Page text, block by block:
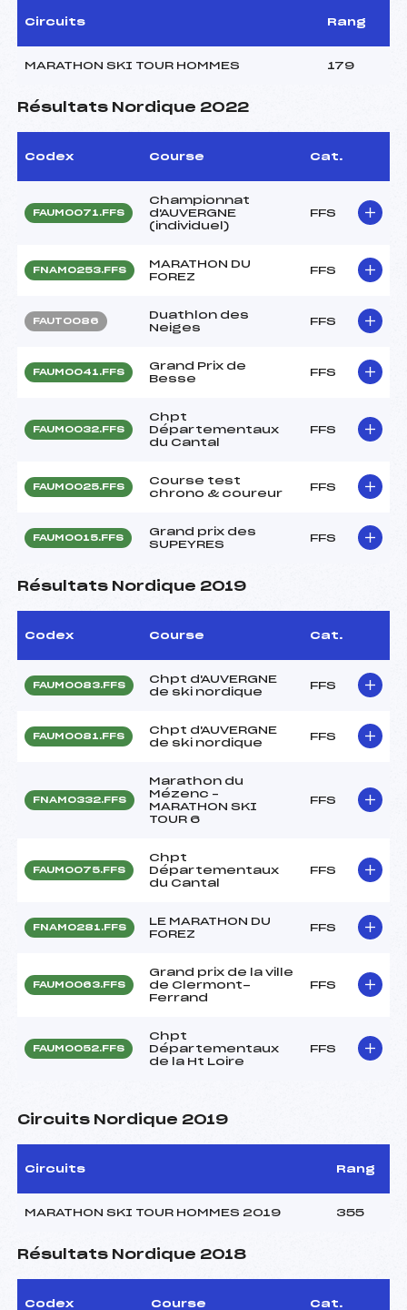
Circuits Rang
MARATHON SKI TOUR HOMMES 179
Résultats Nordique 2022
Codex Course Cat.
FAUM0071.FFS
Championnat
d'AUVERGNE
(individuel)
FFS
FNAM0253.FFS
MARATHON DU
FOREZ
FFS
FAUT0086
Duathlon des
Neiges
FFS
FAUM0041.FFS
Grand Prix de
Besse
FFS
FAUM0032.FFS
Chpt
Départementaux
du Cantal
FFS
FAUM0025.FFS
Course test
chrono & coureur
FFS
FAUM0015.FFS
Grand prix des
SUPEYRES
FFS
Résultats Nordique 2019
Codex Course Cat.
FAUM0083.FFS
Chpt d'AUVERGNE
de ski nordique
FFS
FAUM0081.FFS
Chpt d'AUVERGNE
de ski nordique
FFS
FNAM0332.FFS
Marathon du
Mézenc –
MARATHON SKI
TOUR 6
FFS
FAUM0075.FFS
Chpt
Départementaux
du Cantal
FFS
FNAM0281.FFS
LE MARATHON DU
FOREZ
FFS
FAUM0063.FFS
Grand prix de la ville
de Clermont-
Ferrand
FFS
FAUM0052.FFS
Chpt
Départementaux
de la Ht Loire
FFS
Circuits Nordique 2019
Circuits Rang
MARATHON SKI TOUR HOMMES 2019 355
Résultats Nordique 2018
Codex Course Cat.